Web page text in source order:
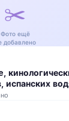
✂️
Фото ещё
добавлено
испанских